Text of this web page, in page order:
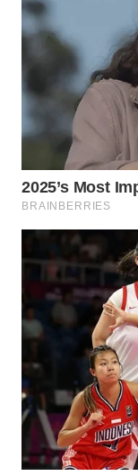
SUMEDANG
WN
KEPULAUAN
SERIBU
TANGERANG
WN
BINJAI
CIREBON
WN
INDRAMAYU